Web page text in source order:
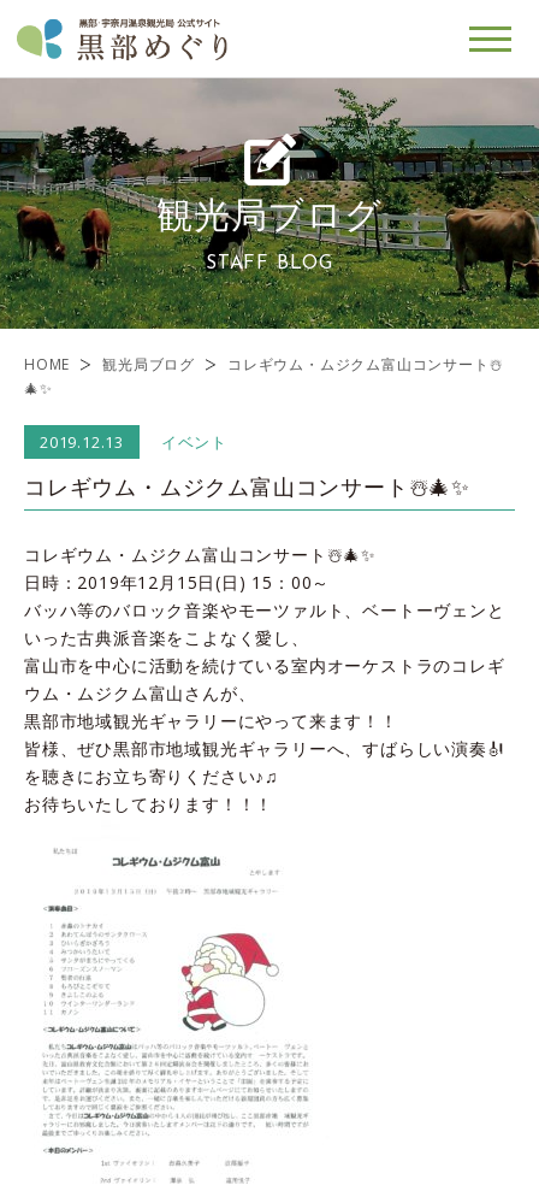
観光局ブログ
STAFF BLOG
HOME 観光局ブログ
コレギウム・ムジクム富山コンサート☃️
🎄✨
2019.12.13 イベント
コレギウム・ムジクム富山コンサート☃️🎄✨
コレギウム・ムジクム富山コンサート☃️🎄✨
日時：2019年12月15日(日) 15：00～
バッハ等のバロック音楽やモーツァルト、ベートーヴェンと
いった古典派音楽をこよなく愛し、
富山市を中心に活動を続けている室内オーケストラのコレギ
ウム・ムジクム富山さんが、
黒部市地域観光ギャラリーにやって来ます！！
皆様、ぜひ黒部市地域観光ギャラリーへ、すばらしい演奏🎻
を聴きにお立ち寄りください♪♫
お待ちいたしております！！！